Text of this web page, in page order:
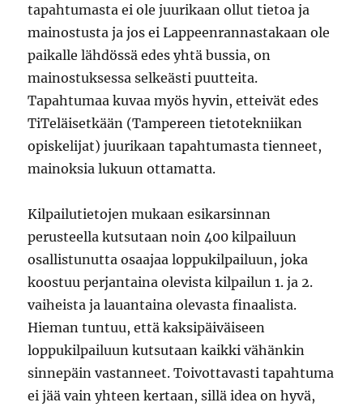
tapahtumasta ei ole juurikaan ollut tietoa ja
mainostusta ja jos ei Lappeenrannastakaan ole
paikalle lähdössä edes yhtä bussia, on
mainostuksessa selkeästi puutteita.
Tapahtumaa kuvaa myös hyvin, etteivät edes
TiTeläisetkään (Tampereen tietotekniikan
opiskelijat) juurikaan tapahtumasta tienneet,
mainoksia lukuun ottamatta.
Kilpailutietojen mukaan esikarsinnan
perusteella kutsutaan noin 400 kilpailuun
osallistunutta osaajaa loppukilpailuun, joka
koostuu perjantaina olevista kilpailun 1. ja 2.
vaiheista ja lauantaina olevasta finaalista.
Hieman tuntuu, että kaksipäiväiseen
loppukilpailuun kutsutaan kaikki vähänkin
sinnepäin vastanneet. Toivottavasti tapahtuma
ei jää vain yhteen kertaan, sillä idea on hyvä,